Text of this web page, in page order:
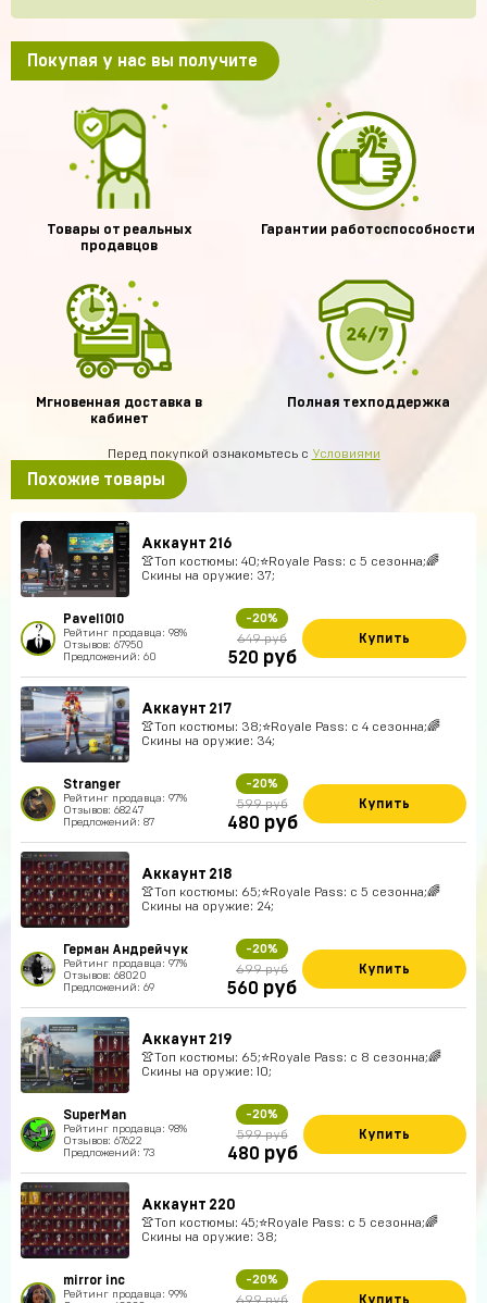
Покупая у нас вы получите
Товары от реальных
продавцов
Гарантии работоспособности
Мгновенная доставка в
кабинет
Полная техподдержка
Перед покупкой ознакомьтесь с Условиями
Похожие товары
Аккаунт 216
👚Топ костюмы: 40;⭐️Royale Pass: с 5 сезонна;🌈
Скины на оружие: 37;
Pavel1010
Рейтинг продавца: 98%
Отзывов: 67950
Предложений: 60
-20%
649 руб
520 руб
Купить
Аккаунт 217
👚Топ костюмы: 38;⭐️Royale Pass: с 4 сезонна;🌈
Скины на оружие: 34;
Stranger
Рейтинг продавца: 97%
Отзывов: 68247
Предложений: 87
-20%
599 руб
480 руб
Купить
Аккаунт 218
👚Топ костюмы: 65;⭐️Royale Pass: с 5 сезонна;🌈
Скины на оружие: 24;
Герман Андрейчук
Рейтинг продавца: 97%
Отзывов: 68020
Предложений: 69
-20%
699 руб
560 руб
Купить
Аккаунт 219
👚Топ костюмы: 65;⭐️Royale Pass: с 8 сезонна;🌈
Скины на оружие: 10;
SuperMan
Рейтинг продавца: 98%
Отзывов: 67622
Предложений: 73
-20%
599 руб
480 руб
Купить
Аккаунт 220
👚Топ костюмы: 45;⭐️Royale Pass: с 5 сезонна;🌈
Скины на оружие: 38;
mirror inc
Рейтинг продавца: 99%
-20%
699 руб Купить